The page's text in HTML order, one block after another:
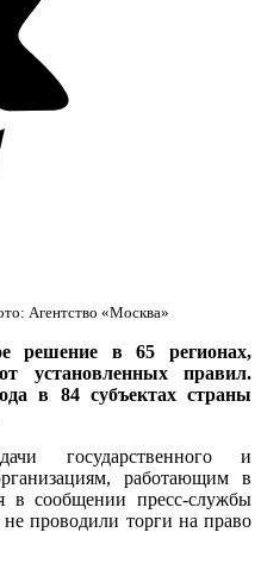
Агентство «Москва»
решение в 65 регионах,
установленных правил.
в 84 субъектах страны
государственного и
работающим в
в сообщении пресс-службы
проводили торги на право